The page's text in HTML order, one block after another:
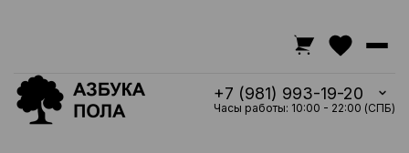
+7 (981) 993-19-20
Часы работы: 10:00 - 22:00 (СПБ)